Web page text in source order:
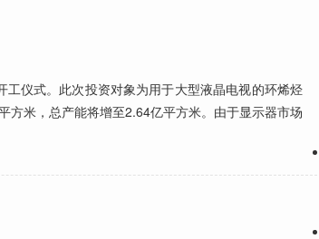
仪式。此次投资对象为用于大型液晶电视的环烯烃
方米，总产能将增至2.64亿平方米。由于显示器市场